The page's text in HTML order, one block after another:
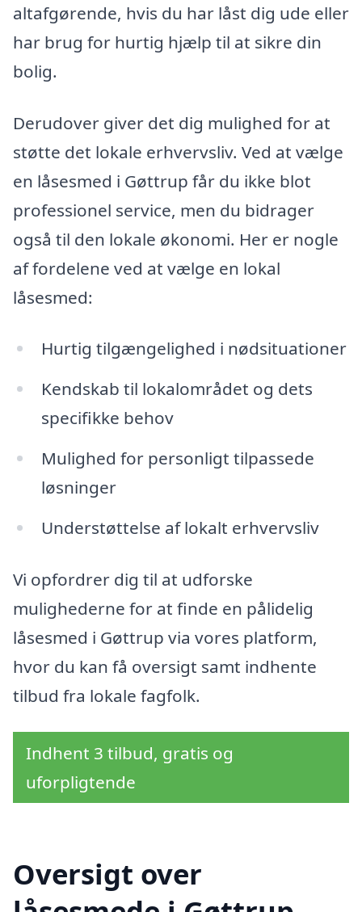
altafgørende, hvis du har låst dig ude eller
har brug for hurtig hjælp til at sikre din
bolig.
Derudover giver det dig mulighed for at
støtte det lokale erhvervsliv. Ved at vælge
en låsesmed i Gøttrup får du ikke blot
professionel service, men du bidrager
også til den lokale økonomi. Her er nogle
af fordelene ved at vælge en lokal
låsesmed:
Hurtig tilgængelighed i nødsituationer
Kendskab til lokalområdet og dets
specifikke behov
Mulighed for personligt tilpassede
løsninger
Understøttelse af lokalt erhvervsliv
Vi opfordrer dig til at udforske
mulighederne for at finde en pålidelig
låsesmed i Gøttrup via vores platform,
hvor du kan få oversigt samt indhente
tilbud fra lokale fagfolk.
Indhent 3 tilbud, gratis og
uforpligtende
Oversigt over